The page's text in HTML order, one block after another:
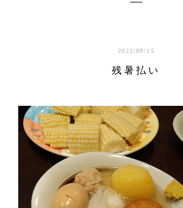
2022/09/15
残暑払い